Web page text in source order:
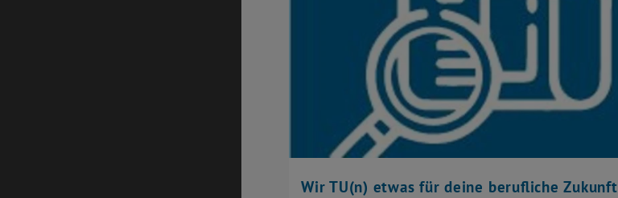
Wir TU(n) etwas für deine berufliche Zukunft